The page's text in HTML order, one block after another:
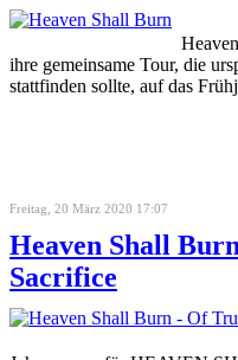
ihre gemeinsame Tour, die
stattfinden sollte, auf das
Freitag, 20 März 2020 17:07
Heaven Shall
Sacrifice